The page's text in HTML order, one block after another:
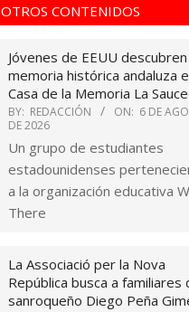
OTROS CONTENIDOS
Jóvenes de EEUU descubren
memoria histórica andaluza
Casa de la Memoria La
BY: REDACCIÓN ON: 6 DE
DE 2026
Un grupo de estudiantes
estadounidenses
a la organización educativa
There
La Associació per la Nova
República busca a familiares
sanroqueño Diego Peña